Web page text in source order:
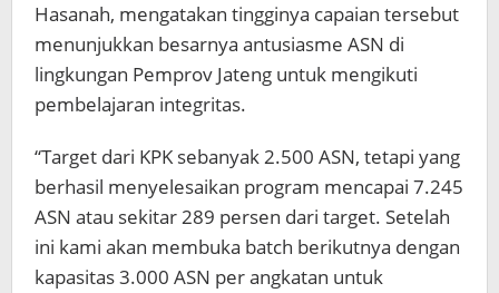
Hasanah, mengatakan tingginya capaian tersebut
menunjukkan besarnya antusiasme ASN di
lingkungan Pemprov Jateng untuk mengikuti
pembelajaran integritas.
“Target dari KPK sebanyak 2.500 ASN, tetapi yang
berhasil menyelesaikan program mencapai 7.245
ASN atau sekitar 289 persen dari target. Setelah
ini kami akan membuka batch berikutnya dengan
kapasitas 3.000 ASN per angkatan untuk